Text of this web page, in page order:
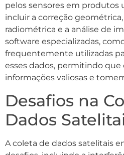
pelos sensores em produtos
incluir a correção geométrica,
radiométrica e a análise de
software especializadas,
frequentemente utilizadas
esses dados, permitindo que
informações valiosas e
Desafios na
Dados
A coleta de dados satelitais